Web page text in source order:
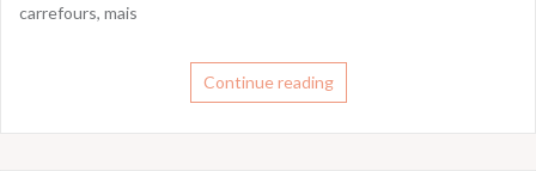
carrefours, mais
Continue reading